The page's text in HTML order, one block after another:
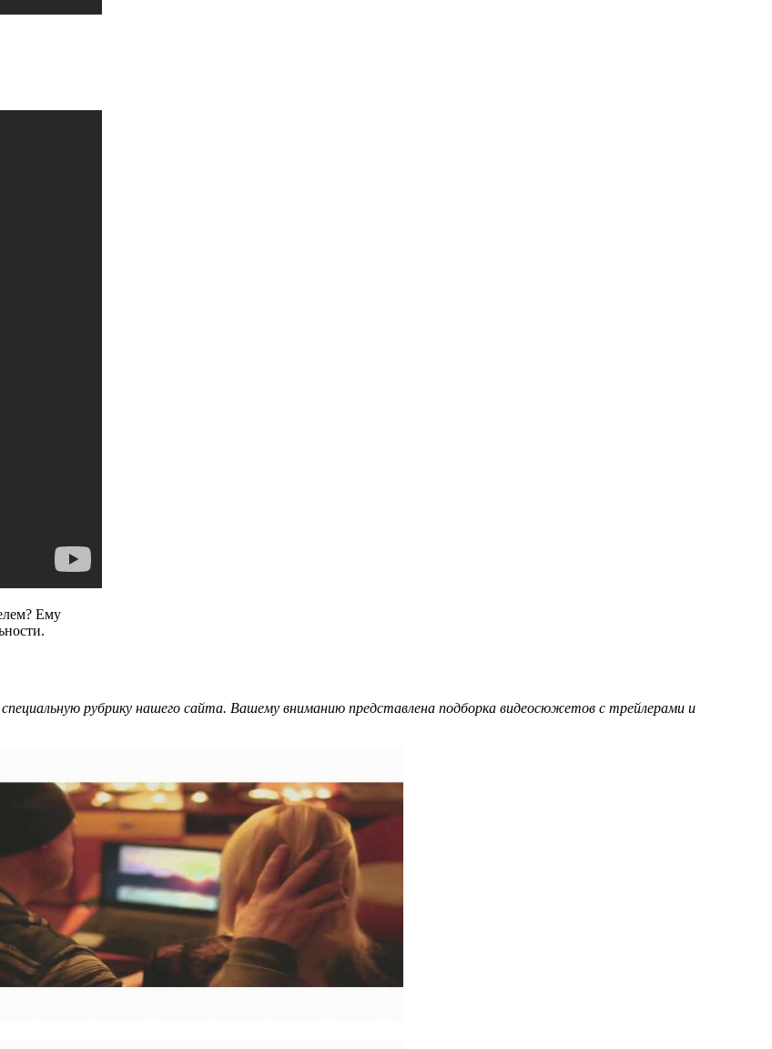
Ему
рубрику нашего сайта. Вашему вниманию представлена подборка видеосюжетов с трейлерами и